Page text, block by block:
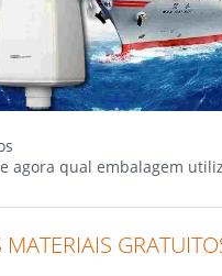
agora qual embalagem